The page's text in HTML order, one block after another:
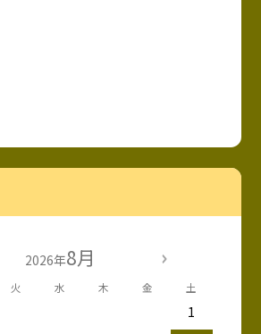
2026年8月
火 水 木 金 土
1